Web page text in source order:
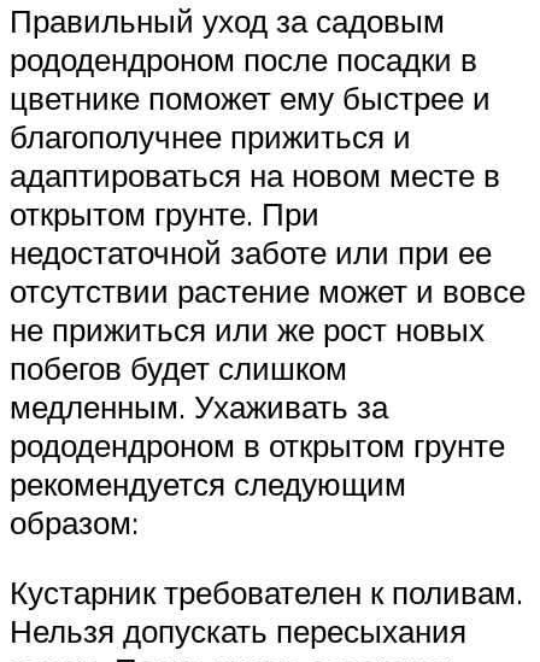
Правильный уход за садовым
рододендроном после посадки в
цветнике поможет ему быстрее и
благополучнее прижиться и
адаптироваться на новом месте в
открытом грунте. При
недостаточной заботе или при ее
отсутствии растение может и вовсе
не прижиться или же рост новых
побегов будет слишком
медленным. Ухаживать за
рододендроном в открытом грунте
рекомендуется следующим
образом:
Кустарник требователен к поливам.
Нельзя допускать пересыхания